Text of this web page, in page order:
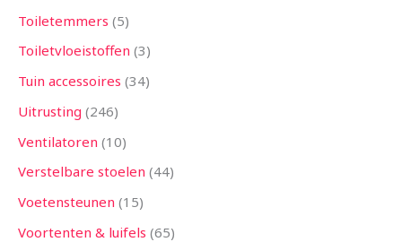
Toiletemmers 5
Toiletvloeistoffen 3
Tuin accessoires 34
Uitrusting 246
Ventilatoren 10
Verstelbare stoelen 44
Voetensteunen 15
Voortenten & luifels 65